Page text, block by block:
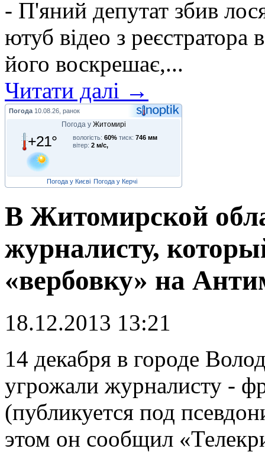
- П'яний депутат збив
ютуб відео з реєстратора
його воскрешає,...
Читати далі →
Погода 10.08.26, ранок
Погода у Житомирі
+21° вологість: 60% тиск: 746 мм
вітер: 2 м/с,
Погода у Києві Погода у Керчі
В Житомирской
журналисту,
«вербовку» на
18.12.2013 13:21
14 декабря в городе
угрожали журналисту -
(публикуется под
этом он сообщил